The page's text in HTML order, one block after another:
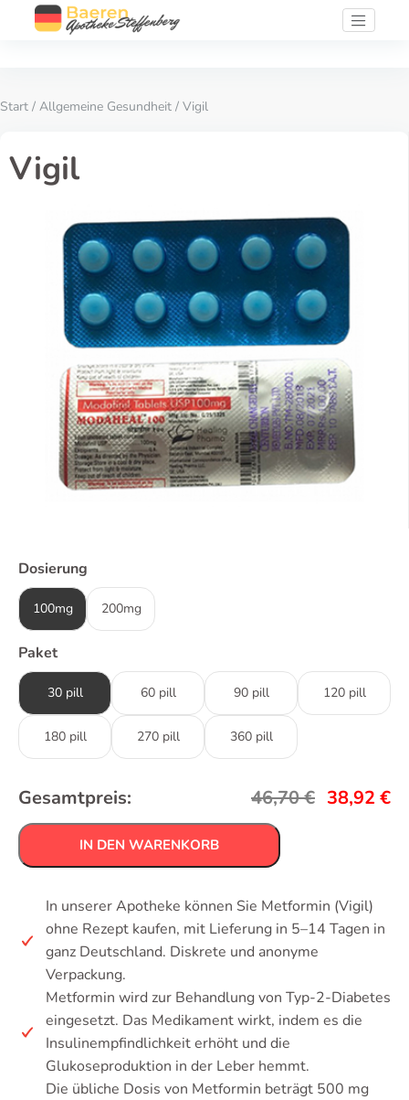
Start / Allgemeine Gesundheit / Vigil
Vigil
Dosierung
100mg 200mg
Paket
30 pill 60 pill 90 pill 120 pill
180 pill 270 pill 360 pill
Gesamtpreis: 46,70€ 38,92 €
IN DEN WARENKORB
In unserer Apotheke können Sie Metformin (Vigil)
ohne Rezept kaufen, mit Lieferung in 5–14 Tagen in
ganz Deutschland. Diskrete und anonyme
Verpackung.
Metformin wird zur Behandlung von Typ-2-Diabetes
eingesetzt. Das Medikament wirkt, indem es die
Insulinempfindlichkeit erhöht und die
Glukoseproduktion in der Leber hemmt.
Die übliche Dosis von Metformin beträgt 500 mg